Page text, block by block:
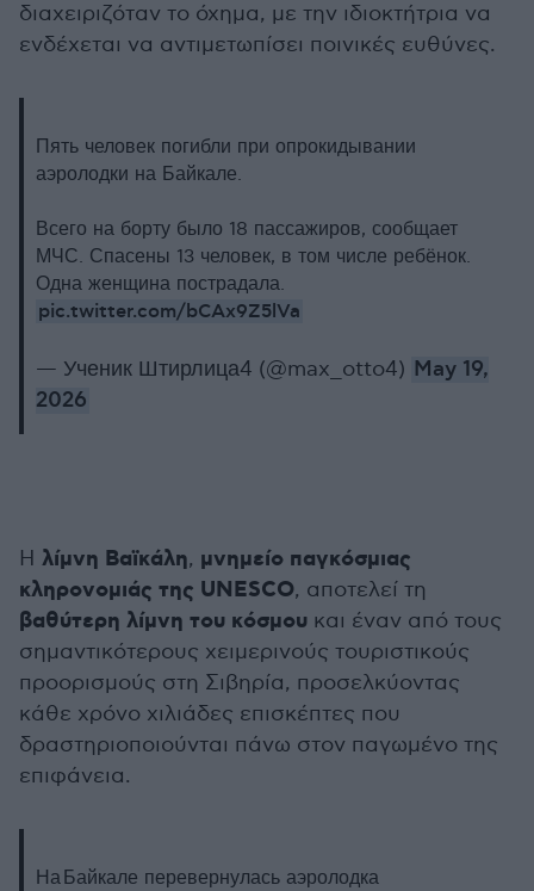
διαχειριζόταν το όχημα, με την ιδιοκτήτρια να
ενδέχεται να αντιμετωπίσει ποινικές ευθύνες.
Пять человек погибли при опрокидывании
аэролодки на Байкале.
Всего на борту было 18 пассажиров, сообщает
МЧС. Спасены 13 человек, в том числе ребёнок.
Одна женщина пострадала.
pic.twitter.com/bCAx9Z5lVa
— Ученик Штирлица4 (@max_otto4) May 19,
2026
Η λίμνη Βαϊκάλη, μνημείο παγκόσμιας
κληρονομιάς της UNESCO, αποτελεί τη
βαθύτερη λίμνη του κόσμου και έναν από τους
σημαντικότερους χειμερινούς τουριστικούς
προορισμούς στη Σιβηρία, προσελκύοντας
κάθε χρόνο χιλιάδες επισκέπτες που
δραστηριοποιούνται πάνω στον παγωμένο της
επιφάνεια.
На Байкале перевернулась аэролодка